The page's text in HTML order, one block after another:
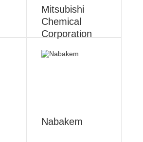
Mitsubishi
Chemical
Corporation
Nabakem